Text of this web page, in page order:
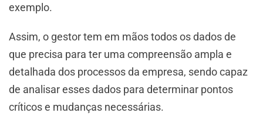
exemplo.
Assim, o gestor tem em mãos todos os dados de
que precisa para ter uma compreensão ampla e
detalhada dos processos da empresa, sendo capaz
de analisar esses dados para determinar pontos
críticos e mudanças necessárias.